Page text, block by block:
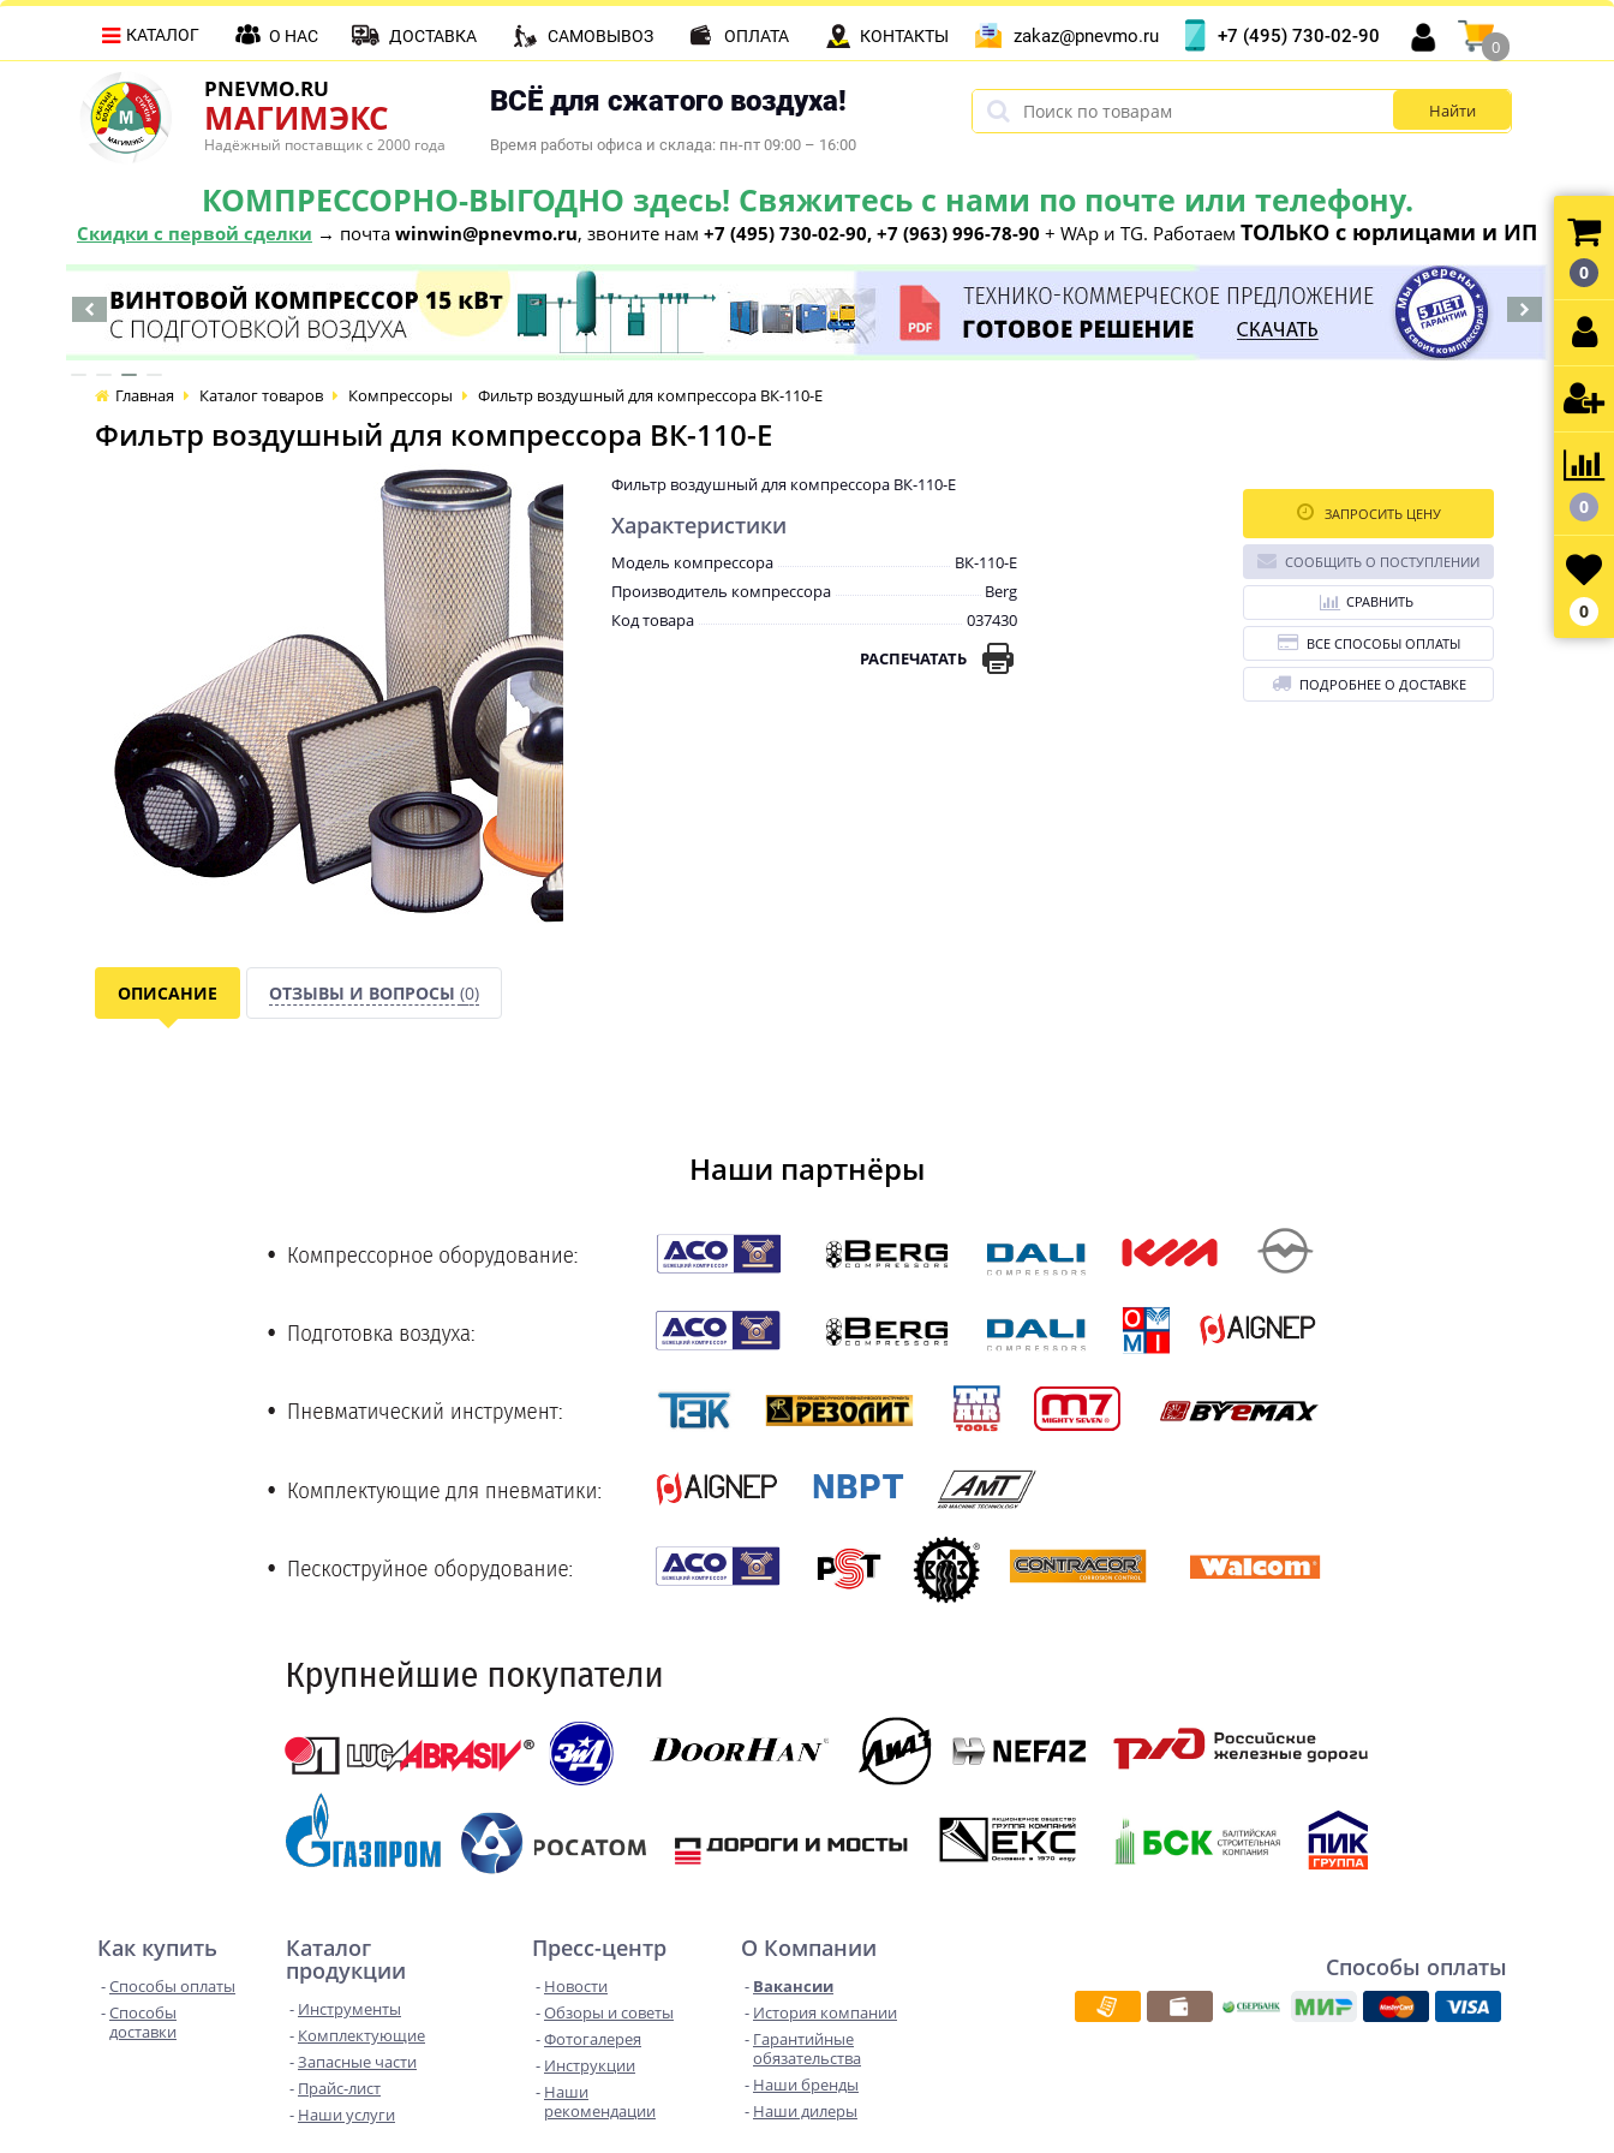
PNEVMO.RU
МАГИМЭКС
Надёжный поставщик с 2000 года
ВСЁ для сжатого воздуха!
Время работы офиса и склада: пн-пт 09:00 – 16:00
КОМПРЕССОРНО-ВЫГОДНО здесь! Свяжитесь с нами по почте или телефону.
Скидки с первой сделки → почта winwin@pnevmo.ru, звоните нам +7 (495) 730-02-90, +7 (963) 996-78-90 + WAp и TG. Работаем ТОЛЬКО с юрлицами и ИП
КАТАЛОГ О НАС ДОСТАВКА САМОВЫВОЗ ОПЛАТА КОНТАКТЫ zakaz@pnevmo.ru +7 (495) 730-02-90
0
Главная Каталог товаров Компрессоры Фильтр воздушный для компрессора ВК-110-E
Фильтр воздушный для компрессора ВК-110-E
Фильтр воздушный для компрессора ВК-110-E
Характеристики
Модель компрессора
ВК-110-E
Производитель компрессора
Berg
Код товара
037430
РАСПЕЧАТАТЬ
ЗАПРОСИТЬ ЦЕНУ
СООБЩИТЬ О ПОСТУПЛЕНИИ
СРАВНИТЬ
ВСЕ СПОСОБЫ ОПЛАТЫ
ПОДРОБНЕЕ О ДОСТАВКЕ
ОПИСАНИЕ ОТЗЫВЫ И ВОПРОСЫ (0)
Наши партнёры
Как купить
Способы оплаты
Способы
доставки
Каталог
продукции
Инструменты
Комплектующие
Запасные части
Прайс-лист
Наши услуги
Пресс-центр
Новости
Обзоры и советы
Фотогалерея
Инструкции
Наши
рекомендации
О Компании
Вакансии
История компании
Гарантийные
обязательства
Наши бренды
Наши дилеры
Способы оплаты
0
0
0